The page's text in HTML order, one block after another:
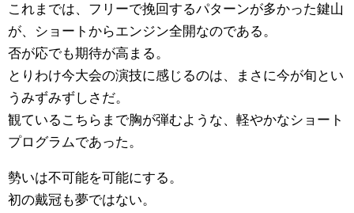
これまでは、フリーで挽回するパターンが多かった鍵山
が、ショートからエンジン全開なのである。
否が応でも期待が高まる。
とりわけ今大会の演技に感じるのは、まさに今が旬とい
うみずみずしさだ。
観ているこちらまで胸が弾むような、軽やかなショート
プログラムであった。
勢いは不可能を可能にする。
初の戴冠も夢ではない。